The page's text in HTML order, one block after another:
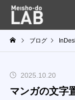
ブログ
2025.10.20
マンガの文字